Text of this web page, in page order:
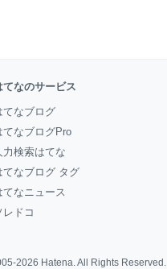
てなのサービス
てなブログ
てなブログPro
力検索はてな
てなブログ タグ
てなニュース
レドコ
2026 Hatena. All Rights Reserved.